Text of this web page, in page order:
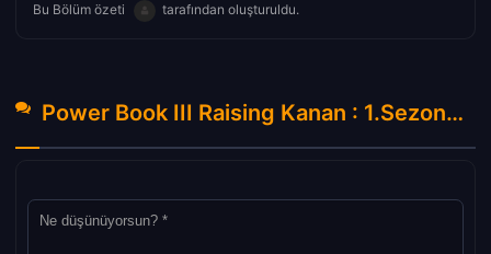
Bu Bölüm özeti tarafından oluşturuldu.
Power Book III Raising Kanan : 1.Sezon 9.Bölüm Hakkında Yorumlar